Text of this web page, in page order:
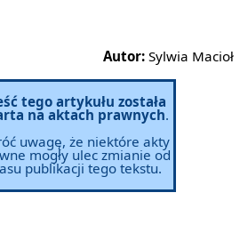
Autor: Sylwia Macioł
tego artykułu została
na aktach prawnych.
uwagę, że niektóre akty
mogły ulec zmianie od
publikacji tego tekstu.